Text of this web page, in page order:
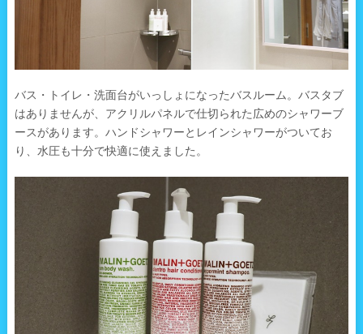
バス・トイレ・洗面台がいっしょになったバスルーム。バスタブ
はありませんが、アクリルパネルで仕切られた広めのシャワーブ
ースがあります。ハンドシャワーとレインシャワーがついてお
り、水圧も十分で快適に使えました。